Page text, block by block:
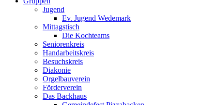
Jugend
Ev. Jugend Wedemark
Mittagstisch
Die Kochteams
Seniorenkreis
Handarbeitskreis
Besuchskreis
Diakonie
Orgelbauverein
Förderverein
Das Backhaus